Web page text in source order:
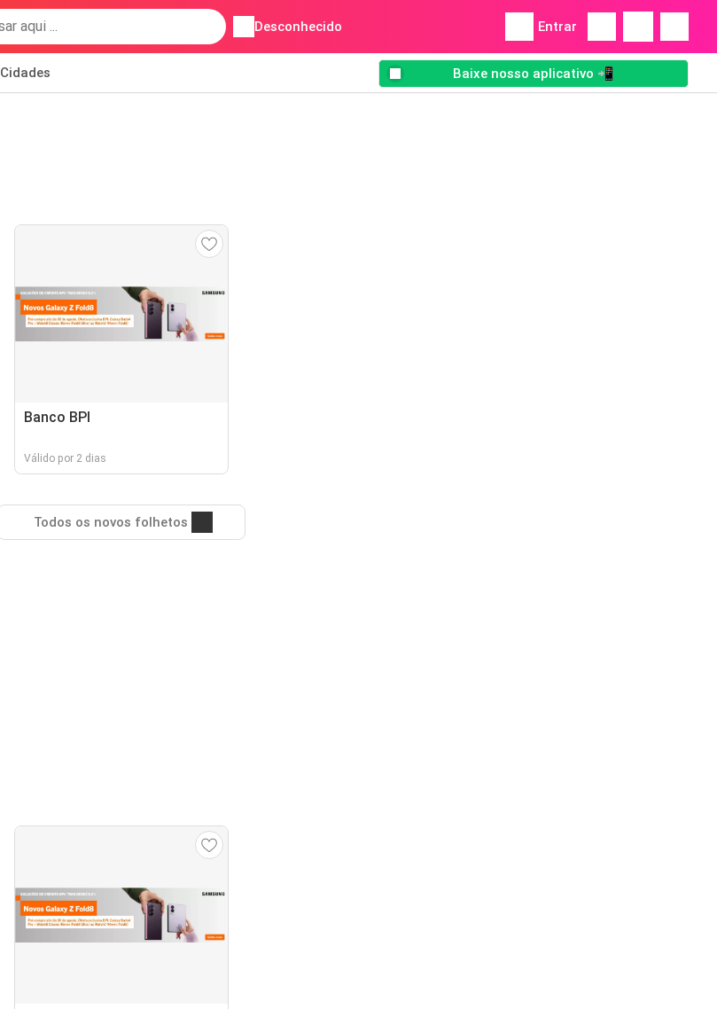
Desconhecido Entrar
Cidades Baixe nosso aplicativo 📲
Banco BPI
Válido por 2 dias
Todos os novos folhetos